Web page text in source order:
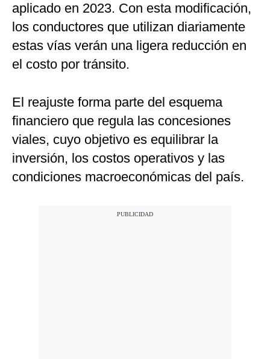
aplicado en 2023. Con esta modificación,
los conductores que utilizan diariamente
estas vías verán una ligera reducción en
el costo por tránsito.
El reajuste forma parte del esquema
financiero que regula las concesiones
viales, cuyo objetivo es equilibrar la
inversión, los costos operativos y las
condiciones macroeconómicas del país.